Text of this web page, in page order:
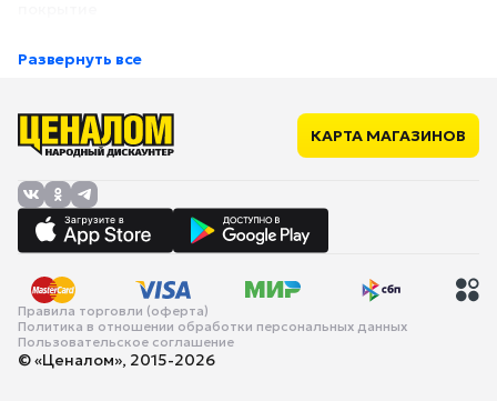
сетевого шнура
Защита от перегрева
Питание
Длина сетевого шнура
Ширина
Глубина
138 мм
Высота
173 мм
Вес
2.3 кг
Развернуть все
КАРТА МАГАЗИНОВ
Правила торговли (оферта)
Политика в отношении обработки персональных данных
Пользовательское соглашение
© «Ценалом», 2015-2026